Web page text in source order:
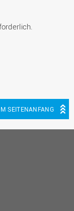
SEITENANFANG